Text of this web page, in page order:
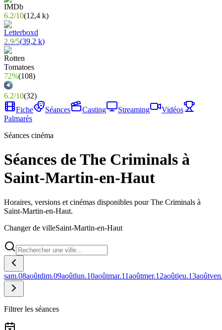
6.2/10(12,4 k)
2.9/5(39,2 k)
72%(108)
6.2/10(32)
Fiche
Séances Casting Streaming
Vidéos
Palmarès
Séances cinéma
Séances de The Criminals à
Saint-Martin-en-Haut
Horaires, versions et cinémas disponibles pour The Criminals à
Saint-Martin-en-Haut.
Changer de villeSaint-Martin-en-Haut
sam.08aoûtdim.09aoûtlun.10aoûtmar.11aoûtmer.12aoûtjeu.13août
Filtrer les séances